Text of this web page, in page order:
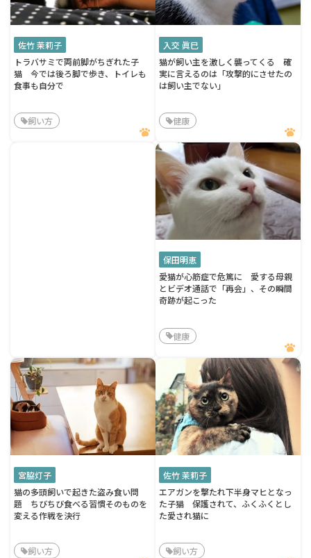
佐竹 茉莉子
トラバサミで両前脚がちぎれた子
猫 今では後ろ脚で歩き、トイレも
食事も自分で
飼い方
入交 眞巳
猫が飼い主を激しく襲ってくる 確
実に言えるのは「攻撃的にさせたの
は飼い主でない」
健康
保田明恵
愛猫が心筋症で危篤に 愛する母親
とビデオ通話で「再会」、その瞬間
奇跡が起こった
健康
宮脇灯子
猫の多頭飼いで起きた盗み食い問
題 ちびちび食べる習慣そのものを
変える作戦を決行
飼い方
佐竹 茉莉子
エアガンを撃たれ下半身マヒとなっ
た子猫 保護されて、ふくふくとし
た愛され猫に
飼い方